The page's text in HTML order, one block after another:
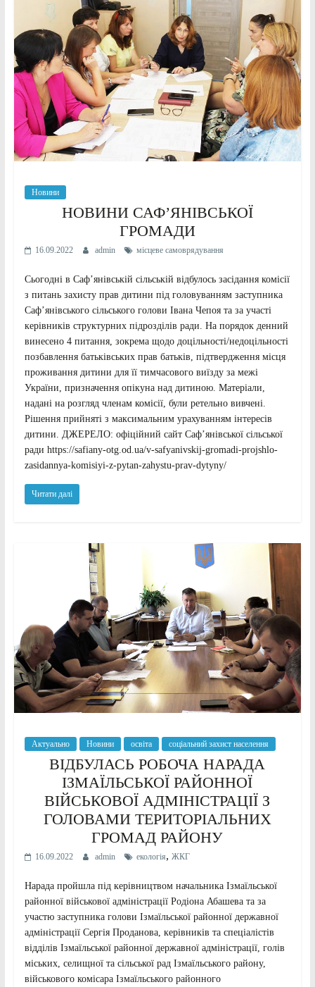
Новини
НОВИНИ САФ’ЯНІВСЬКОЇ
ГРОМАДИ
16.09.2022 admin місцеве самоврядування
Сьогодні в Саф’янівській сільській відбулось засідання комісії
з питань захисту прав дитини під головуванням заступника
Саф’янівського сільського голови Івана Чепоя та за участі
керівників структурних підрозділів ради. На порядок денний
винесено 4 питання, зокрема щодо доцільності/недоцільності
позбавлення батьківських прав батьків, підтвердження місця
проживання дитини для її тимчасового виїзду за межі
України, призначення опікуна над дитиною. Матеріали,
надані на розгляд членам комісії, були ретельно вивчені.
Рішення прийняті з максимальним урахуванням інтересів
дитини. ДЖЕРЕЛО: офіційний сайт Саф’янівської сільської
ради https://safiany-otg.od.ua/v-safyanivskij-gromadi-projshlo-
zasidannya-komisiyi-z-pytan-zahystu-prav-dytyny/
Читати далі
Актуально Новини освіта соціальний захист населення
ВІДБУЛАСЬ РОБОЧА НАРАДА
ІЗМАЇЛЬСЬКОЇ РАЙОННОЇ
ВІЙСЬКОВОЇ АДМІНІСТРАЦІЇ З
ГОЛОВАМИ ТЕРИТОРІАЛЬНИХ
ГРОМАД РАЙОНУ
16.09.2022 admin екологія, ЖКГ
Нарада пройшла під керівництвом начальника Ізмаїльської
районної військової адміністрації Родіона Абашева та за
участю заступника голови Ізмаїльської районної державної
адміністрації Сергія Проданова, керівників та спеціалістів
відділів Ізмаїльської районної державної адміністрації, голів
міських, селищної та сільської рад Ізмаїльського району,
військового комісара Ізмаїльського районного